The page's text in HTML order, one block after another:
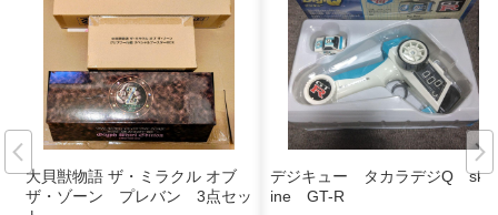
大貝獣物語 ザ・ミラクル オブ
ザ・ゾーン プレバン 3点セッ
デジキュー タカラデジQ skyl
ine GT-R